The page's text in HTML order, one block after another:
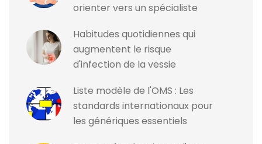
orienter vers un spécialiste
Habitudes quotidiennes qui
augmentent le risque
d'infection de la vessie
Liste modèle de l'OMS : Les
standards internationaux pour
les génériques essentiels